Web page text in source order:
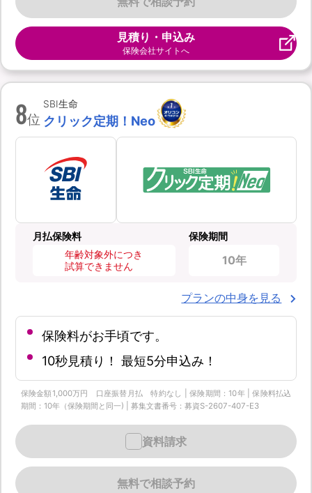
見積り・申込み
保険会社サイトへ
8位
SBI生命
クリック定期！Neo
月払保険料
年齢対象外につき
試算できません
保険期間
10年
プランの中身を見る
保険料がお手頃です。
10秒見積り！ 最短5分申込み！
保険金額1,000万円 口座振替月払 特約なし | 保険期間：10年 | 保険料払込
期間：10年（保険期間と同一) | 募集文書番号：募資S-2607-407-E3
無料で相談予約
資料請求